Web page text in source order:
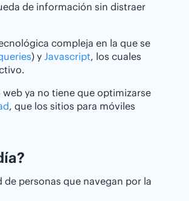
de información sin distraer
compleja en la que se
) y Javascript, los cuales
ya no tiene que optimizarse
, que los sitios para móviles
personas que navegan por la